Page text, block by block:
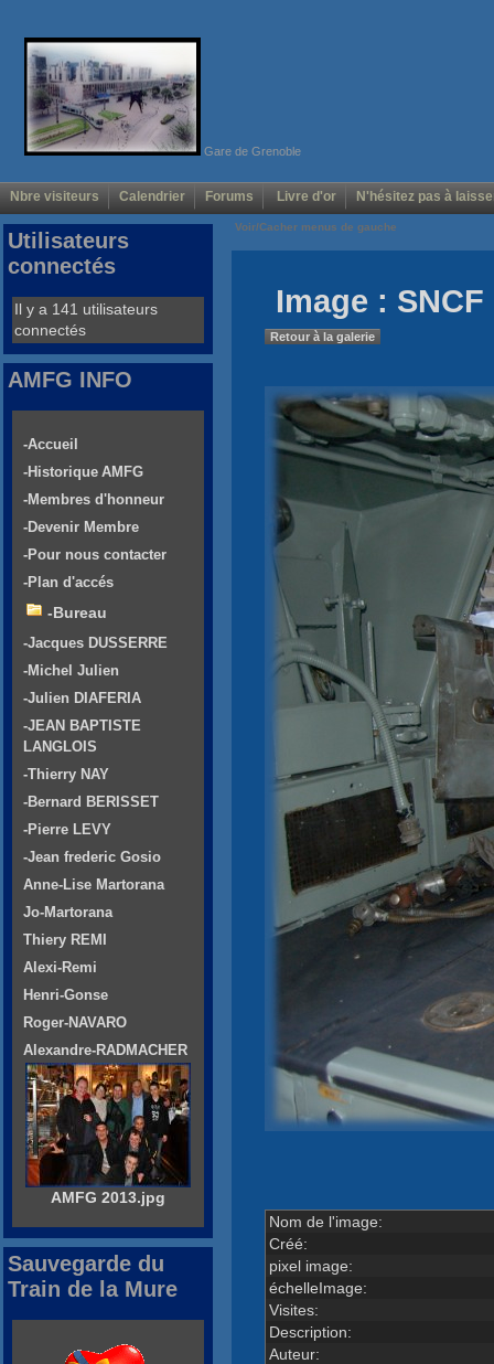
Gare de Grenoble
Nbre visiteurs Calendrier Forums Livre d'or N'hésitez pas à
Voir/Cacher menus de gauche
Image :
Retour à la galerie
Nom de l'image:
Créé:
pixel image:
échelleImage:
Visites:
Description:
Auteur:
Utilisateurs
connectés
Il y a 141 utilisateurs
connectés
AMFG INFO
-Accueil
-Historique AMFG
-Membres d'honneur
-Devenir Membre
-Pour nous contacter
-Plan d'accés
-Bureau
-Jacques DUSSERRE
-Michel Julien
-Julien DIAFERIA
-JEAN BAPTISTE
LANGLOIS
-Thierry NAY
-Bernard BERISSET
-Pierre LEVY
-Jean frederic Gosio
Anne-Lise Martorana
Jo-Martorana
Thiery REMI
Alexi-Remi
Henri-Gonse
Roger-NAVARO
Alexandre-RADMACHER
AMFG 2013.jpg
Sauvegarde du
Train de la Mure